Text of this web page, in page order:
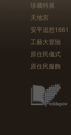
珍藏特展
天地宮
安平追想1661
工藝大冒險
原住民儀式
原住民服飾